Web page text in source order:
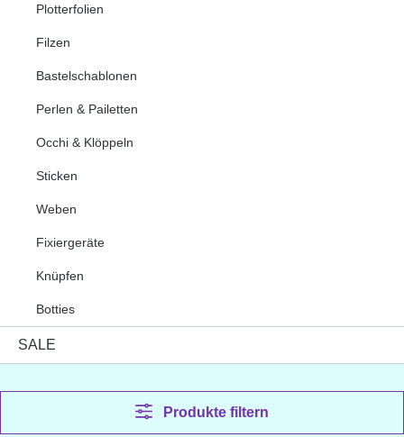
Plotterfolien
Filzen
Bastelschablonen
Perlen & Pailetten
Occhi & Klöppeln
Sticken
Weben
Fixiergeräte
Knüpfen
Botties
SALE
Produkte filtern